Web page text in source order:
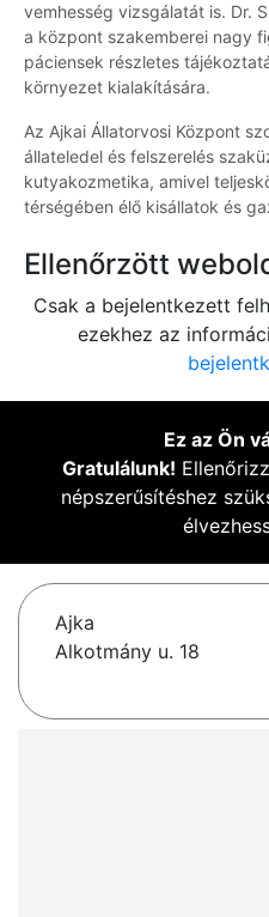
vemhesség vizsgálatát is. Dr.
a központ szakemberei nagy
páciensek részletes
környezet kialakítására.
Az Ajkai Állatorvosi Központ
állateledel és felszerelés
kutyakozmetika, amivel
térségében élő kisállatok és
Ellenőrzött
Csak a bejelentkezett
ezekhez az
Ez az Ön
Gratulálunk!
népszerűsítéshez
Ajka
Alkotmány u. 18